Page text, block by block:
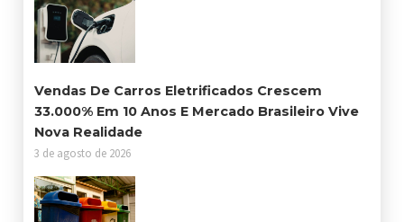
Vendas De Carros Eletrificados Crescem
33.000% Em 10 Anos E Mercado Brasileiro Vive
Nova Realidade
3 de agosto de 2026